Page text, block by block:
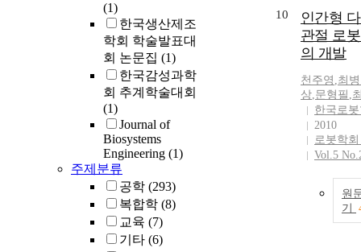
(1)
한국생산제조
학회 학술발표대
회 논문집 (1)
한국감성과학
회 추계학술대회
(1)
Journal of
Biosystems
Engineering (1)
주제분류
공학 (293)
복합학 (8)
교육 (7)
기타 (6)
10
인간형
관절 로
의 개발
천주영 ,최
상,문형필 ,
한국로
2010
로봇학
Vol.5
원
기